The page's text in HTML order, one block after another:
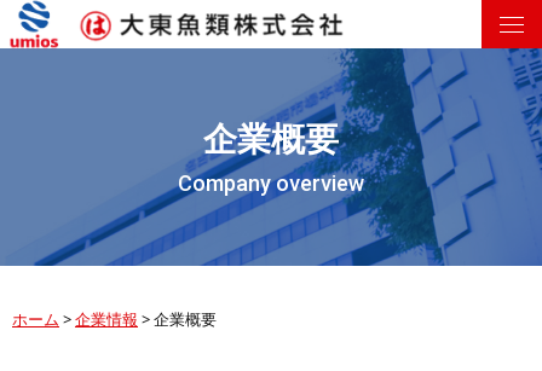
企業概要
Company overview
ホーム >企業情報 >企業概要